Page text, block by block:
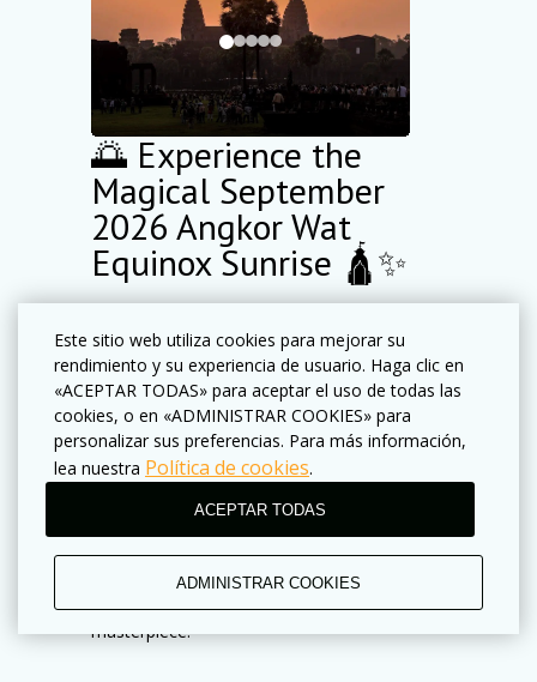
Este sitio web utiliza cookies para mejorar su
rendimiento y su experiencia de usuario. Haga clic en
«ACEPTAR TODAS» para aceptar el uso de todas las
cookies, o en «ADMINISTRAR COOKIES» para
personalizar sus preferencias. Para más información,
lea nuestra Política de cookies.
ACEPTAR TODAS
ADMINISTRAR COOKIES
🌅 Experience the
Magical September
2026 Angkor Wat
Equinox Sunrise 🛕✨
Witness one of the most extraordinary
to do in Siem Reap, Cambodiaduring the
September 2026 Angkor Wat Equinox, when
the rising sun aligns perfectly above the
iconic central tower of Angkor Wat . Expected
around22–23 September 2026, this rare
celestial event beautifully reveals the close
connection betweenancient astronomy 🌞🔭
architecture 🛕, showcasing the remarkable
precision, cosmic symbolism, and sacred
design of the Khmer Empire’s greatest
masterpiece.